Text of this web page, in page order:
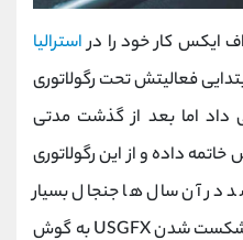
استرالیا
فعالیتش تحت رگولاتوری
داد اما بعد از گذشت مدتی
داده و از این رگولاتوری
آن سال ها جنجال بسیار
شدنUSGFXبه گوش